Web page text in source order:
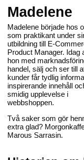
Madelene
Madelene började hos
som praktikant under
utbildning till E-
Product Manager. Idag
hon med
handel, sälj och ser till
kunder får tydlig
inspirerande innehåll
smidig upplevelse i
webbshoppen.
Två saker som gör
extra glad?
Marous Sarrasin.